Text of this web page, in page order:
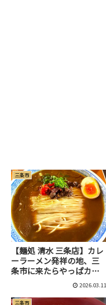
三条市
【麺処 清水 三条店】カレ
ーラーメン発祥の地、三
条市に来たらやっぱカレ
ーラーメンでしょ！2026.03.11
三条市